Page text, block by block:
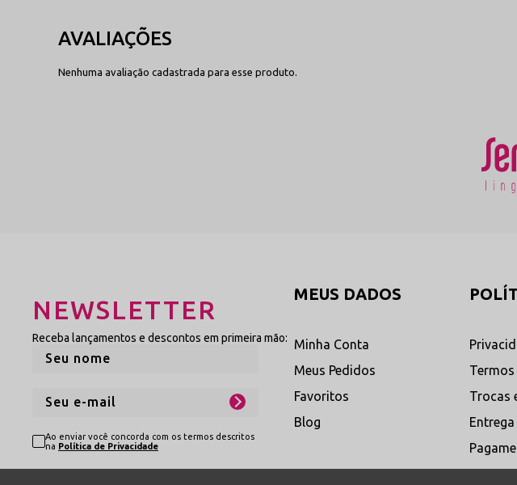
vibrante que
extrema
Ver
Aproveite as condições exclusivas em atacado e varejo direto de
moda íntima:
rendas macias e florais de alta
durabilidade, oferecendo excelente
caimento dermo-gentil que desenha a
a leveza e
sutis e
Nenhuma avaliação cadastrada para esse produto.
NEWSLETTER
Receba lançamentos e descontos em primeira mão:
Ao enviar você concorda com os termos descritos
na Política de Privacidade
MEUS DADOS
Minha Conta
Meus Pedidos
Favoritos
Blog
Termos
Trocas
Entrega